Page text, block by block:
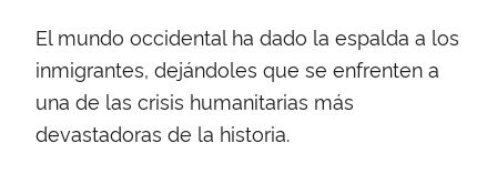
El mundo occidental ha dado la espalda a los
inmigrantes, dejándoles que se enfrenten a
una de las crisis humanitarias más
devastadoras de la historia.